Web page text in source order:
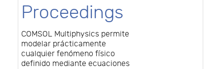
Proceedings
COMSOL Multiphysics permite
modelar prácticamente
cualquier fenómeno físico
definido mediante ecuaciones